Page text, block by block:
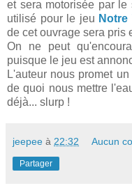
et sera motorisée par le
utilisé pour le jeu Notre
de cet ouvrage sera pris
On ne peut
puisque le jeu est
L'auteur nous promet
de quoi nous mettre
déjà... slurp !
jeepee à 22:32 Aucun
Partager